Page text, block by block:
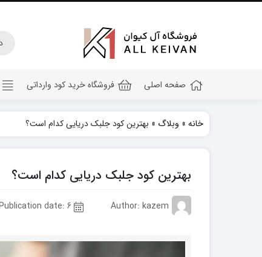
صفحه اصلی فروشگاه خرید کود وارداتی
کود کامل ۲۰ ۲۰ ۲۰
کود npk
کود آهن
کود فسفر بالا
خانه » وبلاگ » بهترین کود جلبک دریایی کدام است؟
بهترین کود جلبک دریایی کدام است؟
Author: kazem